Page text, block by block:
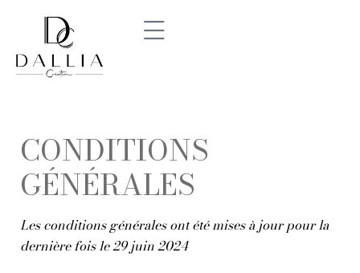
contenu
CONDITIONS
GÉNÉRALES
Les conditions générales ont été mises à jour pour la
dernière fois le 29 juin 2024